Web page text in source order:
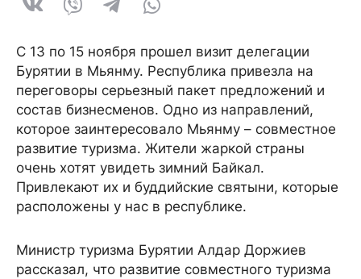
С 13 по 15 ноября прошел визит делегации
Бурятии в Мьянму. Республика привезла на
переговоры серьезный пакет предложений и
состав бизнесменов. Одно из направлений,
которое заинтересовало Мьянму – совместное
развитие туризма. Жители жаркой страны
очень хотят увидеть зимний Байкал.
Привлекают их и буддийские святыни, которые
расположены у нас в республике.
Министр туризма Бурятии Алдар Доржиев
рассказал, что развитие совместного туризма